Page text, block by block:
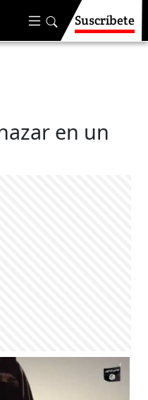
Suscríbete
en un